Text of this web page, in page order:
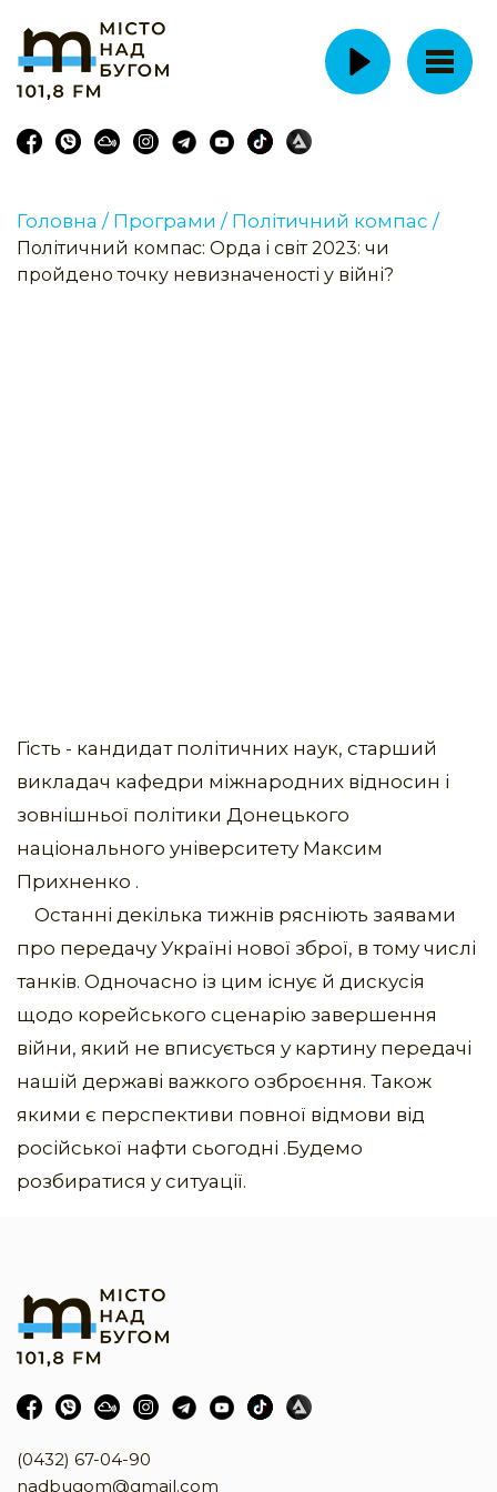
Головна / Програми / Політичний компас /
Політичний компас: Орда і світ 2023: чи
пройдено точку невизначеності у війні?
Гість - кандидат політичних наук, старший
викладач кафедри міжнародних відносин і
зовнішньої політики Донецького
національного університету Максим
Прихненко .
Останні декілька тижнів рясніють заявами
про передачу Україні нової зброї, в тому числі
танків. Одночасно із цим існує й дискусія
щодо корейського сценарію завершення
війни, який не вписується у картину передачі
нашій державі важкого озброєння. Також
якими є перспективи повної відмови від
російської нафти сьогодні .Будемо
розбиратися у ситуації.
(0432) 67-04-90
nadbugom@gmail.com